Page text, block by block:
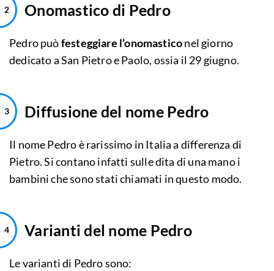
Onomastico di Pedro
Pedro puòfesteggiare l’onomasticonel giorno
dedicato a San Pietro e Paolo, ossia il 29 giugno.
Diffusione del nome Pedro
Il nome Pedro è rarissimo in Italia a differenza di
Pietro. Si contano infatti sulle dita di una mano i
bambini che sono stati chiamati in questo modo.
Varianti del nome Pedro
Le varianti di Pedro sono: